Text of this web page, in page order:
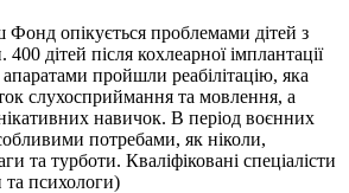
опікується проблемами дітей з
дітей після кохлеарної імплантації
апаратами пройшли реабілітацію, яка
слухосприймання та мовлення, а
навичок. В період воєнних
потребами, як ніколи,
та турботи. Кваліфіковані спеціалісти
та психологи)